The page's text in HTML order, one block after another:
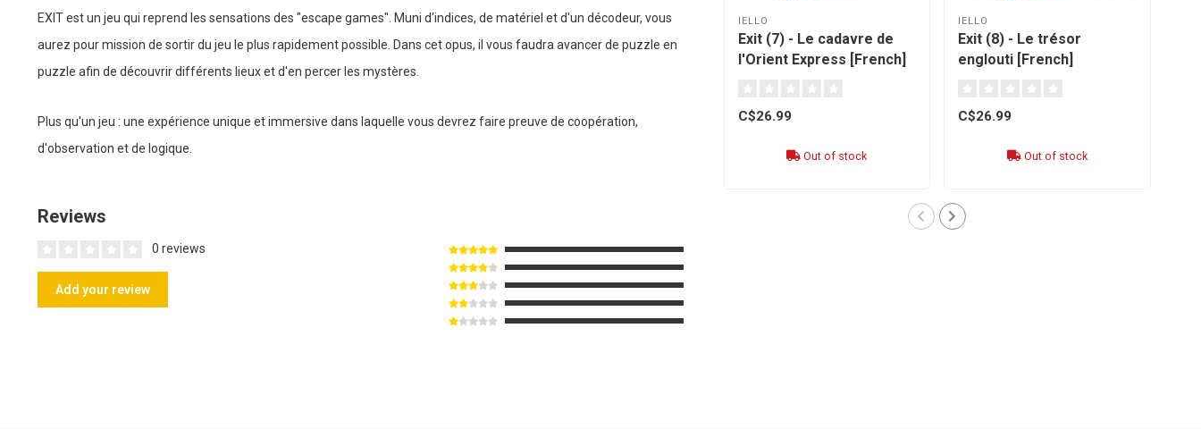
EXIT est un jeu qui reprend les sensations des "escape games". Muni d'indices, de matériel et d'un décodeur, vous
aurez pour mission de sortir du jeu le plus rapidement possible. Dans cet opus, il vous faudra avancer de puzzle en
puzzle afin de découvrir différents lieux et d'en percer les mystères.
Plus qu'un jeu : une expérience unique et immersive dans laquelle vous devrez faire preuve de coopération,
d'observation et de logique.
Reviews
0 reviews
Add your review
IELLO
Exit (7) - Le cadavre de
l'Orient Express [French]
C$26.99
Out of stock
IELLO
Exit (8) - Le trésor
englouti [French]
C$26.99
Out of stock